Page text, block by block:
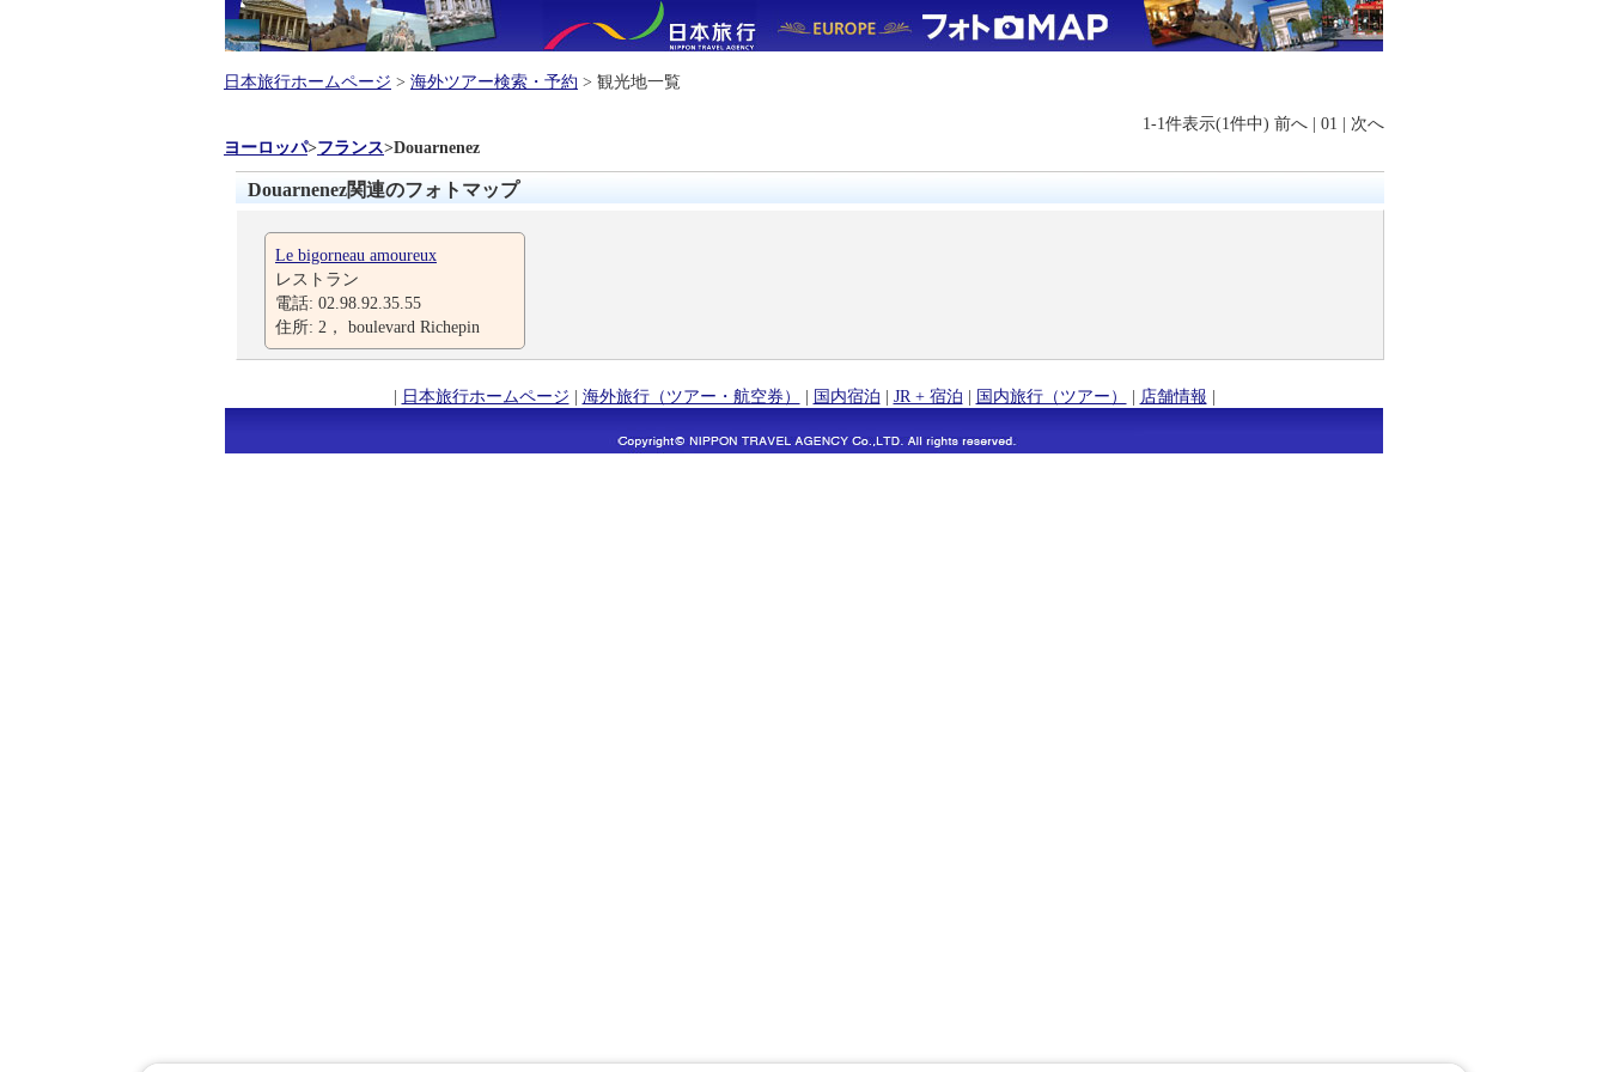
日本旅行ホームページ > 海外ツアー検索・予約 > 観光地一覧
1-1件表示(1件中) 前へ | 01 | 次へ
ヨーロッパ>フランス>Douarnenez
Douarnenez関連のフォトマップ
Le bigorneau amoureux
レストラン
電話: 02.98.92.35.55
住所: 2， boulevard Richepin
| 日本旅行ホームページ | 海外旅行（ツアー・航空券） | 国内宿泊 | JR + 宿泊 | 国内旅行（ツアー） | 店舗情報 |